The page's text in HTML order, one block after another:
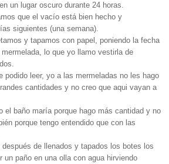
un lugar oscuro durante 24 horas.
que el vacío está bien hecho y
siguientes (una semana).
y tapamos con papel, poniendo la fecha
lo que yo llamo vestirla de
podido leer, yo a las mermeladas no les hago
cantidades y no creo que aqui vayan a
el baño maría porque hago más cantidad y no
porque tengo entendido que con las
de llenados y tapados los botes los
un paño en una olla con agua hirviendo